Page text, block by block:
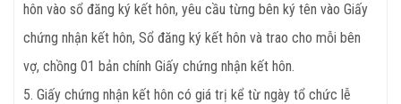
hôn vào sổ đăng ký kết hôn, yêu cầu từng bên ký tên vào Giấy
chứng nhận kết hôn, Sổ đăng ký kết hôn và trao cho mỗi bên
vợ, chồng 01 bản chính Giấy chứng nhận kết hôn.
5. Giấy chứng nhận kết hôn có giá trị kể từ ngày tổ chức lễ